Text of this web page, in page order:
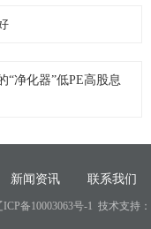
“净化器”低PE高股息
新闻资讯 联系我们
ICP备10003063号-1 技术支持：